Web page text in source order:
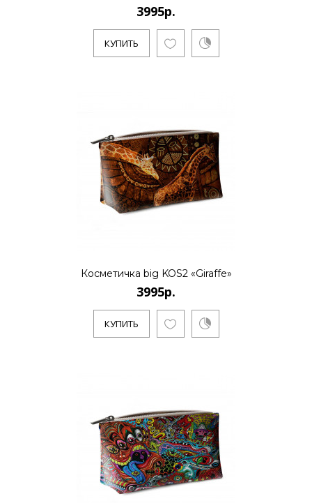
3995р.
3995р.
КУПИТЬ
3995р.
КУПИТЬ
3995р.
3995р.
КУПИТЬ
Косметичка big KOS2 «Giraffe»
3995р.
КУПИТЬ